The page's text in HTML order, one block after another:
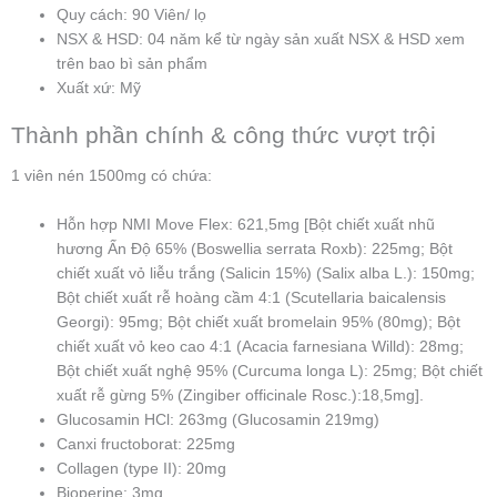
Quy cách: 90 Viên/ lọ
NSX & HSD: 04 năm kể từ ngày sản xuất NSX & HSD xem
trên bao bì sản phẩm
Xuất xứ: Mỹ
Thành phần chính & công thức vượt trội
1 viên nén 1500mg có chứa:
Hỗn hợp NMI Move Flex: 621,5mg [Bột chiết xuất nhũ
hương Ấn Độ 65% (Boswellia serrata Roxb): 225mg; Bột
chiết xuất vỏ liễu trắng (Salicin 15%) (Salix alba L.): 150mg;
Bột chiết xuất rễ hoàng cầm 4:1 (Scutellaria baicalensis
Georgi): 95mg; Bột chiết xuất bromelain 95% (80mg); Bột
chiết xuất vỏ keo cao 4:1 (Acacia farnesiana Willd): 28mg;
Bột chiết xuất nghệ 95% (Curcuma longa L): 25mg; Bột chiết
xuất rễ gừng 5% (Zingiber officinale Rosc.):18,5mg].
Glucosamin HCl: 263mg (Glucosamin 219mg)
Canxi fructoborat: 225mg
Collagen (type II): 20mg
Bioperine: 3mg